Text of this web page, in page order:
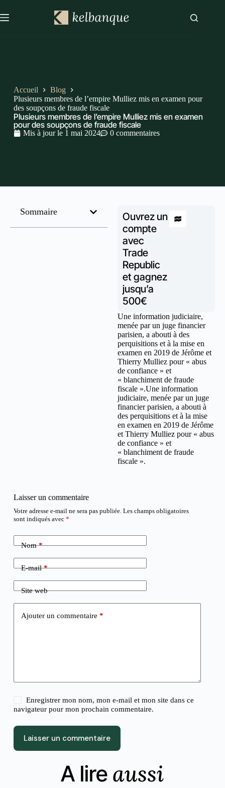
Accueil
Blog
Plusieurs membres de l’empire Mulliez mis en examen pour
des soupçons de fraude fiscale
Plusieurs membres de l’empire Mulliez mis en examen
pour des soupçons de fraude fiscale
Mis à jour le 1 mai 2024 0 commentaires
Sommaire
Ouvrez un
compte
avec
Trade
Republic
et gagnez
jusqu’a
500€
Une information judiciaire,
menée par un juge financier
parisien, a abouti à des
perquisitions et à la mise en
examen en 2019 de Jérôme et
Thierry Mulliez pour « abus
de confiance » et
« blanchiment de fraude
fiscale ».Une information
judiciaire, menée par un juge
financier parisien, a abouti à
des perquisitions et à la mise
en examen en 2019 de Jérôme
et Thierry Mulliez pour « abus
de confiance » et
« blanchiment de fraude
fiscale ».
Laisser un commentaire
Votre adresse e-mail ne sera pas publiée. Les champs obligatoires
sont indiqués avec *
Nom*
E-mail*
Site web
Ajouter un commentaire *
Enregistrer mon nom, mon e-mail et mon site dans ce
navigateur pour mon prochain commentaire.
Laisser un commentaire
A lire aussi